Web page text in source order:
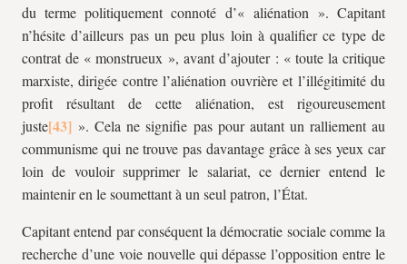
du terme politiquement connoté d’« aliénation ». Capitant
n’hésite d’ailleurs pas un peu plus loin à qualifier ce type de
contrat de « monstrueux », avant d’ajouter : « toute la critique
marxiste, dirigée contre l’aliénation ouvrière et l’illégitimité du
profit résultant de cette aliénation, est rigoureusement
juste
». Cela ne signifie pas pour autant un ralliement au
communisme qui ne trouve pas davantage grâce à ses yeux car
loin de vouloir supprimer le salariat, ce dernier entend le
maintenir en le soumettant à un seul patron, l’État.
Capitant entend par conséquent la démocratie sociale comme la
recherche d’une voie nouvelle qui dépasse l’opposition entre le